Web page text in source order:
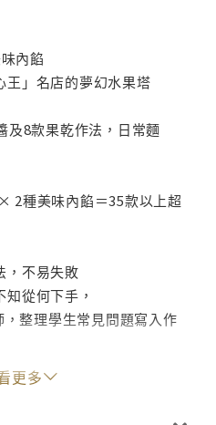
內餡
王」名店的夢幻水果塔
及8款果乾作法，日常麵
2種美味內餡＝35款以上超
，不易失敗
從何下手，
整理學生常見問題寫入作
塔派！
升職人級
更多